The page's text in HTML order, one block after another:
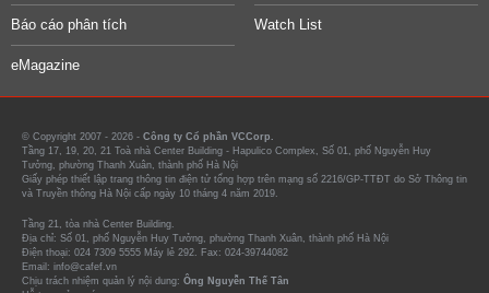
Báo cáo phân tích Watch List
eMagazine
© Copyright 2007 - 2026 - Công ty Cổ phần VCCorp.
Tầng 17, 19, 20, 21 Toà nhà Center Building - Hapulico Complex, Số 01, phố Nguyễn Huy
Tưởng, phường Thanh Xuân, thành phố Hà Nội
Giấy phép thiết lập trang thông tin điện tử tổng hợp trên mạng số 2216/GP-TTĐT do Sở Thông tin
và Truyền thông Hà Nội cấp ngày 10 tháng 4 năm 2019.
Tầng 21, tòa nhà Center Building.
Địa chỉ: Số 01, phố Nguyễn Huy Tưởng, phường Thanh Xuân, thành phố Hà Nội
Điện thoại: 024 7309 5555 Máy lẻ 292. Fax: 024-39744082
Email: info@cafef.vn
Chịu trách nhiệm quản lý nội dung: Ông Nguyễn Thế Tân